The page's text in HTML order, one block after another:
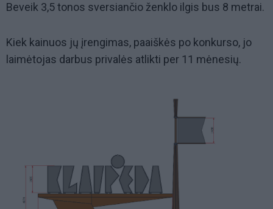
Beveik 3,5 tonos sversiančio ženklo ilgis bus 8 metrai.
Kiek kainuos jų įrengimas, paaiškės po konkurso, jo
laimėtojas darbus privalės atlikti per 11 mėnesių.